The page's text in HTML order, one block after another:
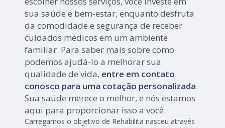
sua saúde e bem-estar, enquanto desfruta
da comodidade e segurança de receber
cuidados médicos em um ambiente
familiar. Para saber mais sobre como
podemos ajudá-lo a melhorar sua
qualidade de vida, entre em contato
conosco para uma cotação personalizada.
Sua saúde merece o melhor, e nós estamos
aqui para proporcionar isso a você.
Carregamos o objetivo de Rehabilita nasceu através